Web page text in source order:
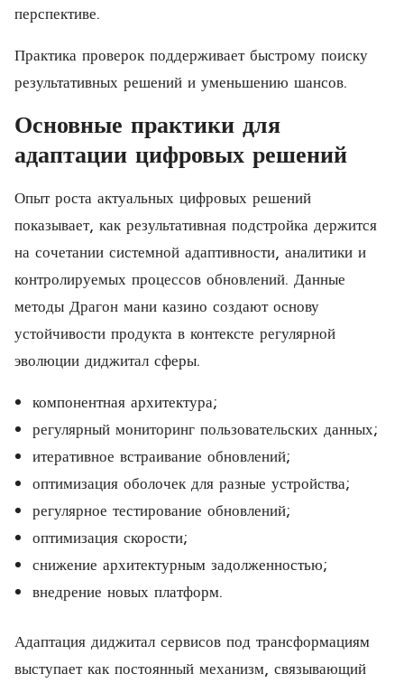
перспективе.
Практика проверок поддерживает быстрому поиску
результативных решений и уменьшению шансов.
Основные практики для
адаптации цифровых решений
Опыт роста актуальных цифровых решений
показывает, как результативная подстройка держится
на сочетании системной адаптивности, аналитики и
контролируемых процессов обновлений. Данные
методы Драгон мани казино создают основу
устойчивости продукта в контексте регулярной
эволюции диджитал сферы.
компонентная архитектура;
регулярный мониторинг пользовательских данных;
итеративное встраивание обновлений;
оптимизация оболочек для разные устройства;
регулярное тестирование обновлений;
оптимизация скорости;
снижение архитектурным задолженностью;
внедрение новых платформ.
Адаптация диджитал сервисов под трансформациям
выступает как постоянный механизм, связывающий